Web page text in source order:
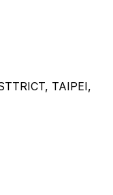
TAIPEI,